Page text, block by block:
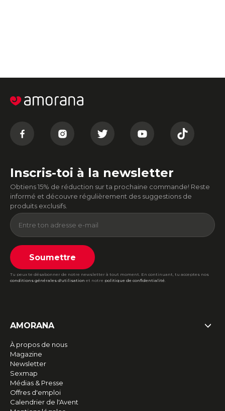
Inscris-toi à la newsletter
Obtiens 15% de réduction sur ta prochaine commande! Reste
informé et découvre régulièrement des suggestions de
produits exclusifs.
Soumettre
Tu peux te désabonner de notre newsletter à tout moment. En continuant, tu acceptes nos
conditions générales d'utilisation et notre politique de confidentialité.
AMORANA
À propos de nous
Magazine
Newsletter
Sexmap
Médias & Presse
Offres d'emploi
Calendrier de l'Avent